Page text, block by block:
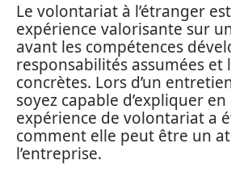
Le volontariat à l’étranger
expérience valorisante sur
avant les compétences
responsabilités assumées et
concrètes. Lors d’un
soyez capable d’expliquer
expérience de volontariat a
comment elle peut être un
l’entreprise.